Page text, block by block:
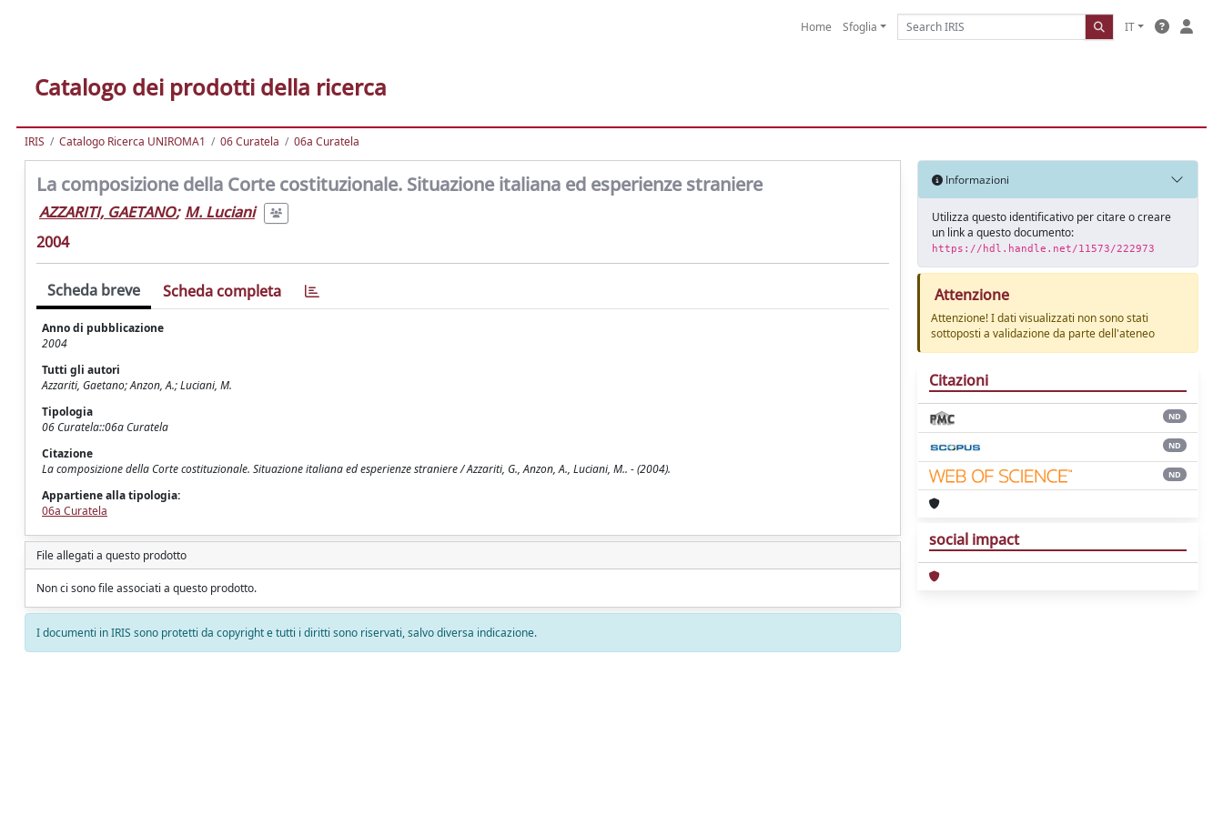
Home Sfoglia IT
Catalogo dei prodotti della ricerca
IRIS Catalogo Ricerca UNIROMA1 06 Curatela 06a Curatela
La composizione della Corte costituzionale. Situazione italiana ed esperienze straniere
AZZARITI, GAETANO; M. Luciani
2004
Scheda breve Scheda completa
Anno di pubblicazione
2004
Tutti gli autori
Azzariti, Gaetano; Anzon, A.; Luciani, M.
Tipologia
06 Curatela::06a Curatela
Citazione
La composizione della Corte costituzionale. Situazione italiana ed esperienze straniere / Azzariti, G., Anzon, A., Luciani, M.. - (2004).
Appartiene alla tipologia:
06a Curatela
File allegati a questo prodotto
Non ci sono file associati a questo prodotto.
I documenti in IRIS sono protetti da copyright e tutti i diritti sono riservati, salvo diversa indicazione.
Informazioni
Utilizza questo identificativo per citare o creare
un link a questo documento:
https://hdl.handle.net/11573/222973
Attenzione
Attenzione! I dati visualizzati non sono stati
sottoposti a validazione da parte dell'ateneo
Citazioni
ND
ND
ND
social impact